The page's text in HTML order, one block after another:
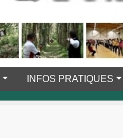
INFOS PRATIQUES